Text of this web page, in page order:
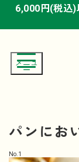
6,000円(税込)
6,000円(税込)
6,000円(税込)
パンにお
No. 1